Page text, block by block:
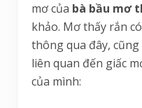
mơ của bà bầu mơ
khảo. Mơ thấy rắn
thông qua đây, cũng
liên quan đến giấc
của mình: